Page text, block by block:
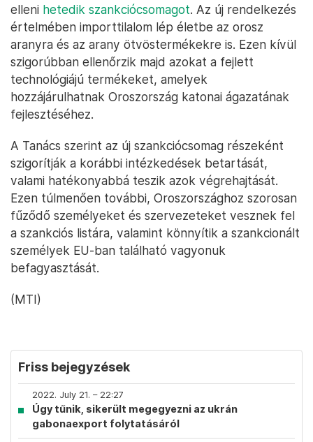
elleni hetedik szankciócsomagot. Az új rendelkezés
értelmében importtilalom lép életbe az orosz
aranyra és az arany ötvöstermékekre is. Ezen kívül
szigorúbban ellenőrzik majd azokat a fejlett
technológiájú termékeket, amelyek
hozzájárulhatnak Oroszország katonai ágazatának
fejlesztéséhez.
A Tanács szerint az új szankciócsomag részeként
szigorítják a korábbi intézkedések betartását,
valami hatékonyabbá teszik azok végrehajtását.
Ezen túlmenően további, Oroszországhoz szorosan
fűződő személyeket és szervezeteket vesznek fel
a szankciós listára, valamint könnyítik a szankcionált
személyek EU-ban található vagyonuk
befagyasztását.
(MTI)
Friss bejegyzések
2022. July 21. – 22:27
Úgy tűnik, sikerült megegyezni az ukrán
gabonaexport folytatásáról